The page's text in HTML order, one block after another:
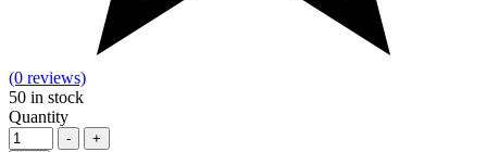
(0 reviews)
50 in stock
Quantity
-
+